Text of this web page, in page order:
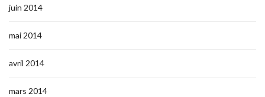
juin 2014
mai 2014
avril 2014
mars 2014